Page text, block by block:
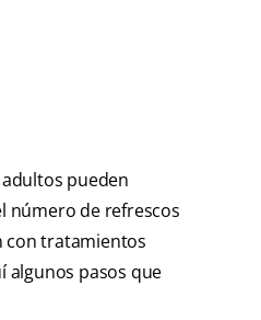
pueden
número de refrescos
con tratamientos
algunos pasos que